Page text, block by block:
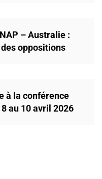
– Australie :
oppositions
à la conférence
au 10 avril 2026